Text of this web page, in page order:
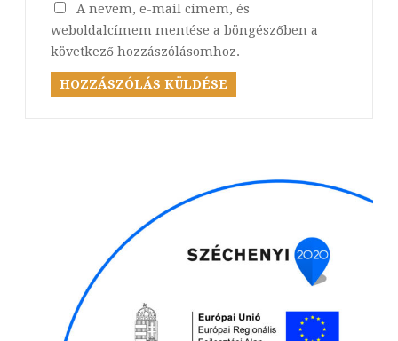
A nevem, e-mail címem, és
weboldalcímem mentése a böngészőben a
következő hozzászólásomhoz.